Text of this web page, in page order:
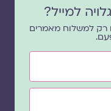
למייל?
רק למשלוח מאמרים